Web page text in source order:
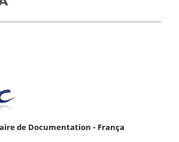
de Documentation - França